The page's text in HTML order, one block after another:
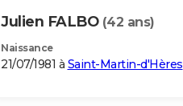
Julien FALBO (42 ans)
Naissance
21/07/1981 à Saint-Martin-d'Hères